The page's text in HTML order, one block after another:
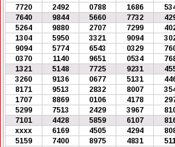
7720
2492 0788 1686
7640
9844 5660 7732
5264
9880 2707 7299
1304
5950 3321 9094
9094
5774 6543 0329
0370
1140 9651 0534
1321
5148 7725 9231
3260
9136 0677 5131
8171
9513 2832 8007
1707
8869 0106 4178
5299
7513 2429 3967
7101
4428 5859 6107
xxxx
6169 4505 4294
5159
7400 8975 4831